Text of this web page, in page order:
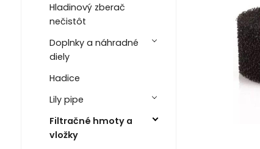
Hladinový zberač
nečistôt
Doplnky a náhradné
diely
Hadice
Lily pipe
Filtračné hmoty a
vložky